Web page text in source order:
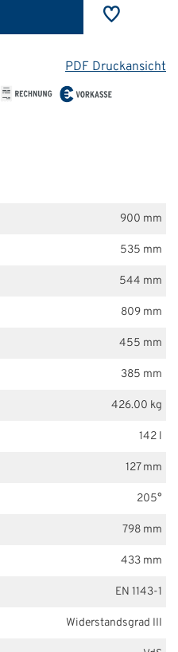
PDF Druckansicht
900 mm
535 mm
544 mm
809 mm
455 mm
385 mm
426.00 kg
142 l
127 mm
205°
798 mm
433 mm
EN 1143-1
Widerstandsgrad III